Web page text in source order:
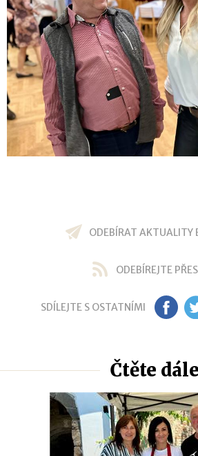
ODEBÍRAT AKTUALITY
ODEBÍREJTE
SDÍLEJTE S OSTATNÍMI FB
Čtěte dále